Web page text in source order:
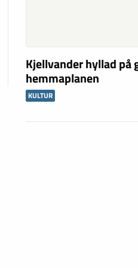
Kjellvander hyllad på
hemmaplanen
KULTUR